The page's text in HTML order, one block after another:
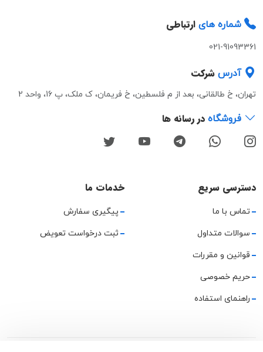
شماره های ارتباطی
021-91093361
آدرس شرکت
تهران، خ طالقانی، بعد از م فلسطین، خ فریمان، ک ملک، پ 16، واحد 2
فروشگاه در رسانه ها
دسترسی سریع
تماس با ما
سوالات متداول
قوانین و مقررات
حریم خصوصی
راهنمای استفاده
خدمات ما
پیگیری سفارش
ثبت درخواست تعویض